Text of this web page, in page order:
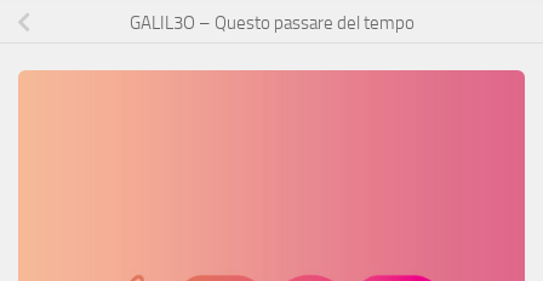
GALIL3O – Questo passare del tempo